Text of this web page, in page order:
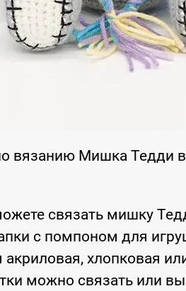
вязанию Мишка Тедди
связать мишку
с помпоном для
хлопковая
можно связать или